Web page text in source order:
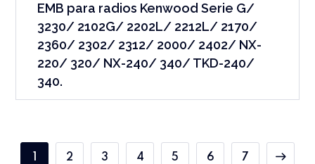
EMB para radios Kenwood Serie G/
3230/ 2102G/ 2202L/ 2212L/ 2170/
2360/ 2302/ 2312/ 2000/ 2402/ NX-
220/ 320/ NX-240/ 340/ TKD-240/
340.
2 3 4 5 6 7